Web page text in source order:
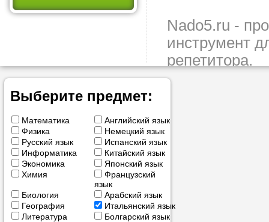
Nado5.ru -
инструмент
репетитора.
Здесь вы
пожелания.
Выберите предмет:
Математика
Английский язык
Физика
Немецкий язык
Русский язык
Испанский язык
Информатика
Китайский язык
Экономика
Японский язык
Химия
Французский
язык
Биология
Арабский язык
География
Итальянский язык
Литература
Болгарский язык